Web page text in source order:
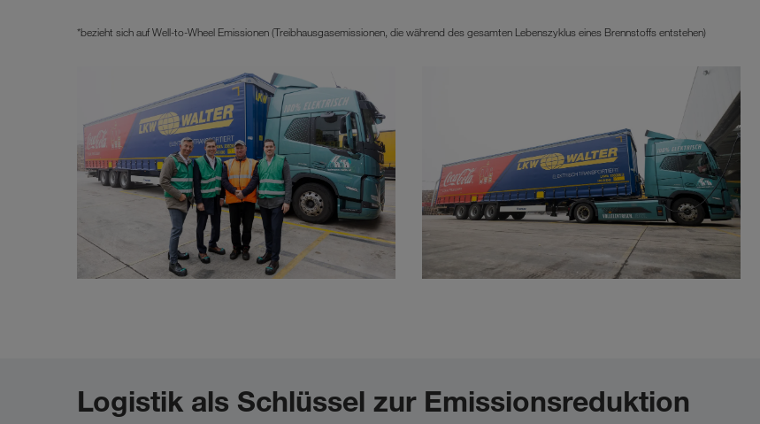
*bezieht sich auf Well-to-Wheel Emissionen (Treibhausgasemissionen, die während des gesamten Lebenszyklus eines Brennstoffs entstehen)
Logistik als Schlüssel zur Emissionsreduktion